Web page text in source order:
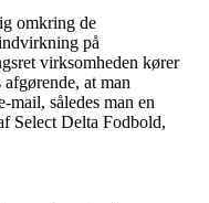
omkring de
på
virksomheden kører
at man
mail, således man en
Select Delta Fodbold,